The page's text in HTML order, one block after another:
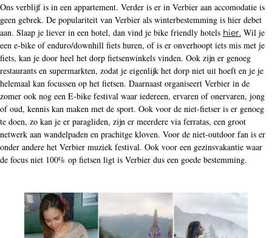
Ons verblijf is in een appartement. Verder is er in Verbier aan accomodatie is
geen gebrek. De populariteit van Verbier als winterbestemming is hier debet
aan. Slaap je liever in een hotel, dan vind je bike friendly hotels hier. Wil je
een e-bike of enduro/downhill fiets huren, of is er onverhoopt iets mis met je
fiets, kan je door heel het dorp fietsenwinkels vinden. Ook zijn er genoeg
restaurants en supermarkten, zodat je eigenlijk het dorp niet uit hoeft en je je
helemaal kan focussen op het fietsen. Daarnaast organiseert Verbier in de
zomer ook nog een E-bike festival waar iedereen, ervaren of onervaren, jong
of oud, kennis kan maken met de sport. Ook voor de niet-fietser is er genoeg
te doen, zo kan je er paragliden, zijn er meerdere via ferratas, een groot
netwerk aan wandelpaden en prachitge kloven. Voor de niet-outdoor fan is er
onder andere het Verbier muziek festival. Ook voor een gezinsvakantie waar
de focus niet 100% op fietsen ligt is Verbier dus een goede bestemming.